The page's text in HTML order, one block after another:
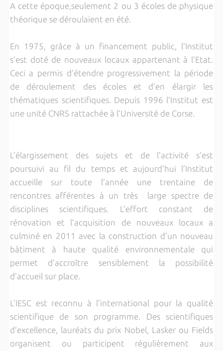
A cette époque,seulement 2 ou 3 écoles de physique
théorique se déroulaient en été.
En 1975, grâce à un financement public, l’Institut
s’est doté de nouveaux locaux appartenant à l’Etat.
Ceci a permis d’étendre progressivement la période
de déroulement des écoles et d’en élargir les
thématiques scientifiques. Depuis 1996 l’Institut est
une unité CNRS rattachée à l’Université de Corse.
L’élargissement des sujets et de l’activité s’est
poursuivi au fil du temps et aujourd’hui l’Institut
accueille sur toute l’année une trentaine de
rencontres afférentes à un très large spectre de
disciplines scientifiques. L’effort constant de
rénovation et l’acquisition de nouveaux locaux a
culminé en 2011 avec la construction d’un nouveau
bâtiment à haute qualité environnementale qui
permet d’accroître sensiblement la possibilité
d’accueil sur place.
L'IESC est reconnu à l’international pour la qualité
scientifique de son programme. Des scientifiques
d’excellence, lauréats du prix Nobel, Lasker ou Fields
organisent ou participent régulièrement aux